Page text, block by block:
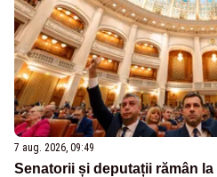
7 aug. 2026, 09:49
Senatorii și deputații rămân